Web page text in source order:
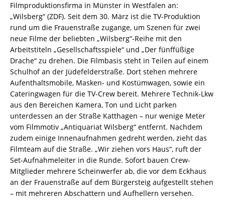
Filmproduktionsfirma in Münster in Westfalen an:
„Wilsberg“ (ZDF). Seit dem 30. März ist die TV-Produktion
rund um die Frauenstraße zugange, um Szenen für zwei
neue Filme der beliebten „Wilsberg“-Reihe mit den
Arbeitstiteln „Gesellschaftsspiele“ und „Der fünffüßige
Drache“ zu drehen. Die Filmbasis steht in Teilen auf einem
Schulhof an der Jüdefelderstraße. Dort stehen mehrere
Aufenthaltsmobile, Masken- und Kostümwagen, sowie ein
Cateringwagen für die TV-Crew bereit. Mehrere Technik-Lkw
aus den Bereichen Kamera, Ton und Licht parken
unterdessen an der Straße Katthagen – nur wenige Meter
vom Filmmotiv „Antiquariat Wilsberg“ entfernt. Nachdem
zudem einige Innenaufnahmen gedreht werden, zieht das
Filmteam auf die Straße. „Wir ziehen vors Haus“, ruft der
Set-Aufnahmeleiter in die Runde. Sofort bauen Crew-
Mitglieder mehrere Scheinwerfer ab, die vor dem Eckhaus
an der Frauenstraße auf dem Bürgersteig aufgestellt stehen
– mit mehreren Abschattern und Aufhellern versehen.